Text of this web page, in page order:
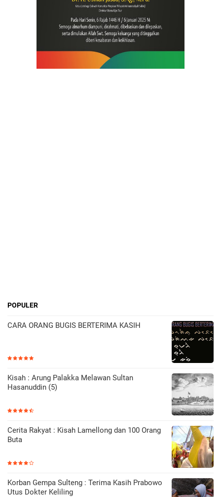
POPULER
CARA ORANG BUGIS BERTERIMA KASIH
Kisah : Arung Palakka Melawan Sultan
Hasanuddin (5)
Cerita Rakyat : Kisah Lamellong dan 100 Orang
Buta
Korban Gempa Sulteng : Terima Kasih Prabowo
Utus Dokter Keliling